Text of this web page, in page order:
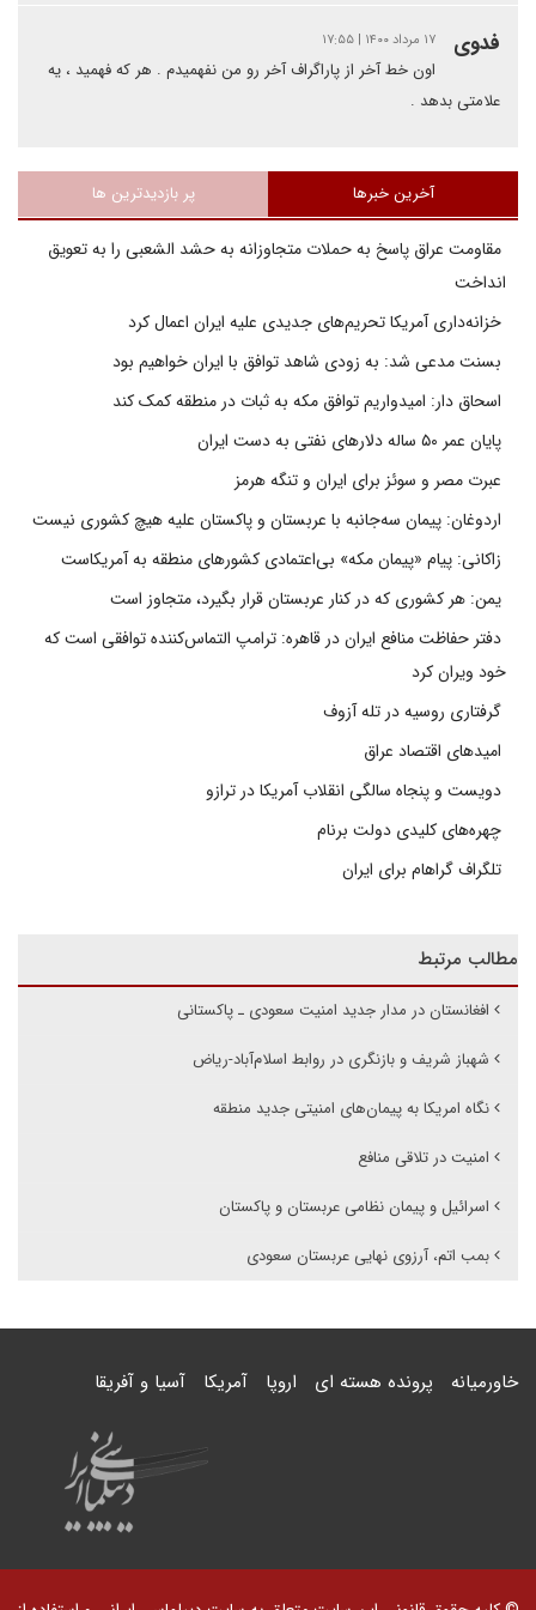
فدوی ۱۷ مرداد ۱۴۰۰ | ۱۷:۵۵
اون خط آخر از پاراگراف آخر رو من نفهمیدم . هر که فهمید ، یه
علامتی بدهد .
آخرین خبرها پر بازدیدترین ها
مقاومت عراق پاسخ به حملات متجاوزانه به حشد الشعبی را به تعویق
انداخت
خزانه‌داری آمریکا تحریم‌های جدیدی علیه ایران اعمال کرد
بسنت مدعی شد: به زودی شاهد توافق با ایران خواهیم بود
اسحاق دار: امیدواریم توافق مکه به ثبات در منطقه کمک کند
پایان عمر ۵۰ ساله دلارهای نفتی به دست ایران
عبرت مصر و سوئز برای ایران و تنگه هرمز
اردوغان: پیمان سه‌جانبه با عربستان و پاکستان علیه هیچ کشوری نیست
زاکانی: پیام «پیمان مکه» بی‌اعتمادی کشورهای منطقه به آمریکاست
یمن: هر کشوری که در کنار عربستان قرار بگیرد، متجاوز است
دفتر حفاظت منافع ایران در قاهره: ترامپ التماس‌کننده توافقی است که
خود ویران کرد
گرفتاری روسیه در تله آزوف
امیدهای اقتصاد عراق
دویست و پنجاه سالگی انقلاب آمریکا در ترازو
چهره‌های کلیدی دولت برنام
تلگراف گراهام برای ایران
مطالب مرتبط
افغانستان در مدار جدید امنیت سعودی ‌ـ ‌پاکستانی
شهباز شریف و بازنگری در روابط اسلام‌آباد-ریاض
نگاه امریکا به پیمان‌های امنیتی جدید منطقه
امنیت در تلاقی منافع
اسرائیل و پیمان نظامی عربستان و پاکستان
بمب اتم، آرزوی نهایی عربستان سعودی
خاورمیانه پرونده هسته ای اروپا آمریکا آسیا و آفریقا